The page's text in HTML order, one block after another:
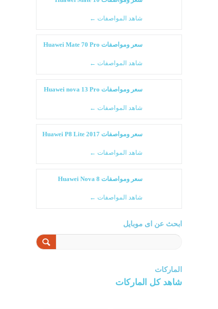
شاهد المواصفات ←
سعر ومواصفات Huawei Mate 70 Pro
شاهد المواصفات ←
سعر ومواصفات Huawei nova 13 Pro
شاهد المواصفات ←
سعر ومواصفات Huawei P8 Lite 2017
شاهد المواصفات ←
سعر ومواصفات Huawei Nova 8
شاهد المواصفات ←
ابحث عن اى موبايل
الماركات
شاهد كل الماركات